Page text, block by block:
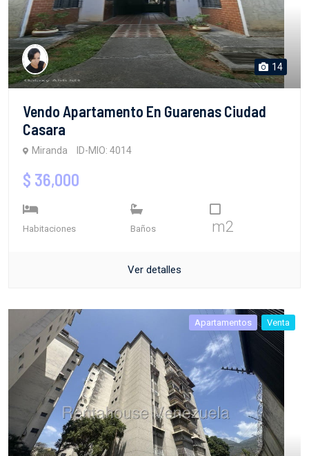
14
Vendo Apartamento En Guarenas Ciudad
Casara
Miranda ID-MIO: 4014
$ 36,000
Habitaciones Baños m2
Ver detalles
Apartamentos Venta